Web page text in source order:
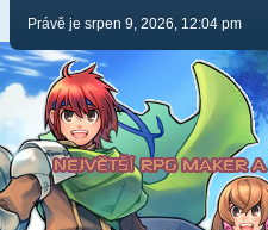
Právě je srpen 9, 2026, 12:04 pm